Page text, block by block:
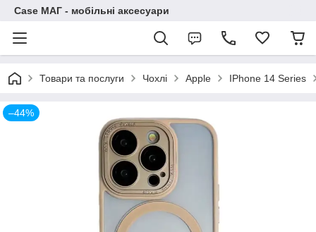
Case МАГ - мобільні аксесуари
Товари та послуги Чохлі Apple IPhone 14 Series
–44%